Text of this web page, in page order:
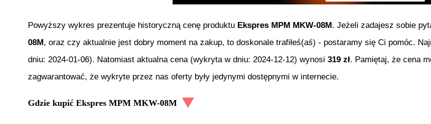
Powyższy wykres prezentuje historyczną cenę produktu Ekspres MPM MKW-08M . Jeżeli zadajesz sobie
08M , oraz czy aktualnie jest dobry moment na zakup, to doskonale trafiłeś(aś) - postaramy się Ci pomóc.
dniu: 2024-01-06). Natomiast aktualna cena (wykryta w dniu: 2024-12-12) wynosi 319 zł. Pamiętaj, że cena
zagwarantować, że wykryte przez nas oferty były jedynymi dostępnymi w internecie.
Gdzie kupić Ekspres MPM MKW-08M